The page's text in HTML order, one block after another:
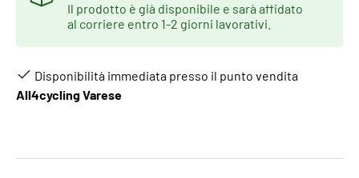
Il prodotto è già disponibile e sarà affidato
al corriere entro 1-2 giorni lavorativi.
Disponibilità immediata presso il punto vendita
All4cycling Varese